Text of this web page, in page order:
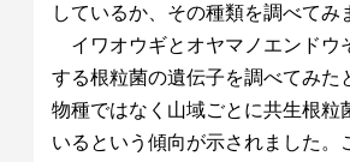
しているか、その種類を調べてみ
イワオウギとオヤマノエンドウ
する根粒菌の遺伝子を調べてみた
物種ではなく山域ごとに共生根粒
いるという傾向が示されました。